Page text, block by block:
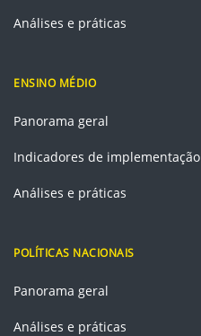
Análises e práticas
ENSINO MÉDIO
Panorama geral
Indicadores de implementação
Análises e práticas
POLÍTICAS NACIONAIS
Panorama geral
Análises e práticas